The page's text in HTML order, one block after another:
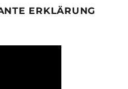
ERKLÄRUNG